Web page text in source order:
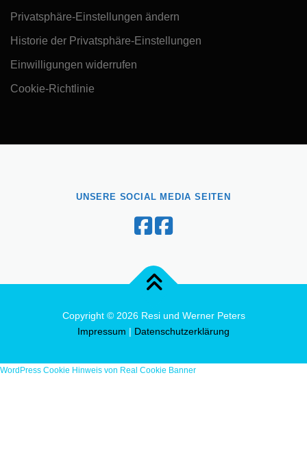
Privatsphäre-Einstellungen ändern
Historie der Privatsphäre-Einstellungen
Einwilligungen widerrufen
Cookie-Richtlinie
UNSERE SOCIAL MEDIA SEITEN
Copyright © 2026 Resi und Werner Peters
Impressum | Datenschutzerklärung
WordPress Cookie Hinweis von Real Cookie Banner